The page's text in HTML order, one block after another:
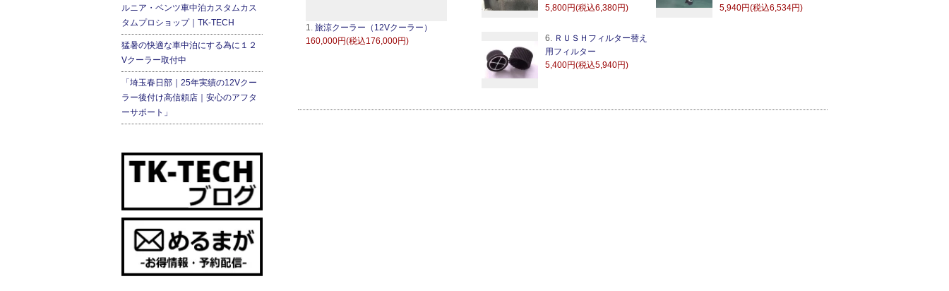
1. 旅涼クーラー（12Vクーラー）
160,000円(税込176,000円)
5,800円(税込6,380円)
5,940円(税込6,534円)
6.ＲＵＳＨフィルター替え
用フィルター
5,400円(税込5,940円)
ルニア・ベンツ車中泊カスタムカス
タムプロショップ｜TK-TECH
猛暑の快適な車中泊にする為に１２
Vクーラー取付中
「埼玉春日部｜25年実績の12Vクー
ラー後付け高信頼店｜安心のアフタ
ーサポート」